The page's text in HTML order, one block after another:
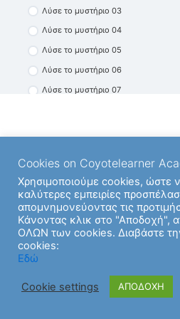
Προβλήματα 09
Λύσε το μυστήριο 03
Λύσε το μυστήριο 04
Λύσε το μυστήριο 05
Λύσε το μυστήριο 06
Λύσε το μυστήριο 07
Λύσε το μυστήριο 11
Λύσε το μυστήριο 12
Λύσε το μυστήριο 13
Λύσε το μυστήριο 14
Λύσε το μυστήριο 15
Λύσε το μυστήριο 17
Cookies on Coyotelearner
Χρησιμοποιούμε cookies, ώστε
καλύτερες εμπειρίες
απομνημονεύοντας τις
Κάνοντας κλικ στο "Αποδοχή",
ΟΛΩΝ των cookies. Διαβάστε
cookies:
Εδώ
Cookie settings ΑΠΟΔΟΧΗ